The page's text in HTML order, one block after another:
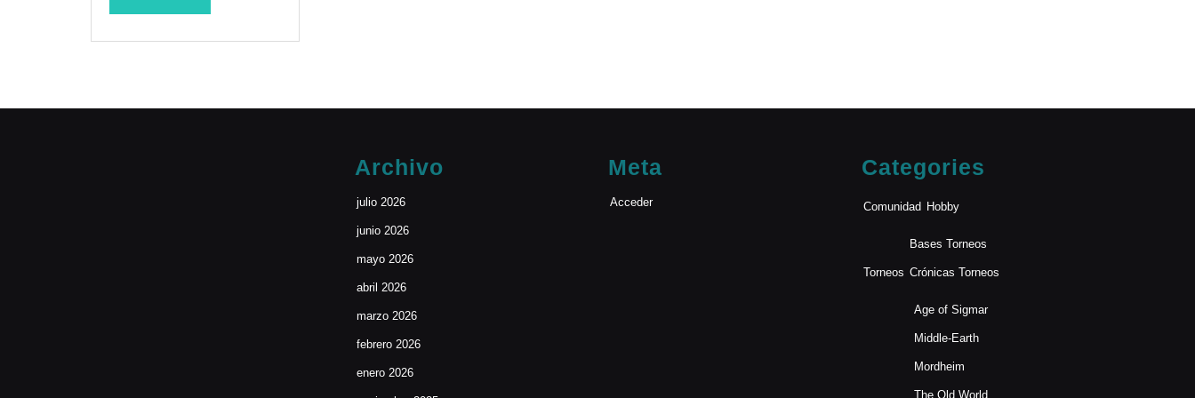
Archivo
julio 2026
junio 2026
mayo 2026
abril 2026
marzo 2026
febrero 2026
enero 2026
Meta
Acceder
Categories
Comunidad Hobby
Torneos
Bases Torneos
Crónicas Torneos
Age of Sigmar
Middle-Earth
Mordheim
The Old World